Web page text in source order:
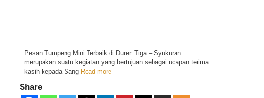
Pesan Tumpeng Mini Terbaik di Duren Tiga – Syukuran
merupakan suatu kegiatan yang bertujuan sebagai ucapan terima
kasih kepada Sang Read more
Share